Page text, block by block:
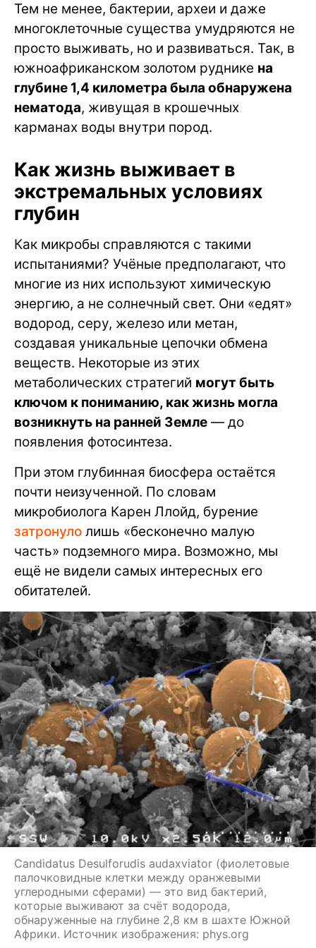
Тем не менее, бактерии, археи и даже
многоклеточные существа умудряются не
просто выживать, но и развиваться. Так, в
южноафриканском золотом руднике на
глубине 1,4 километра была обнаружена
нематода, живущая в крошечных
карманах воды внутри пород.
Как жизнь выживает в
экстремальных условиях
глубин
Как микробы справляются с такими
испытаниями? Учёные предполагают, что
многие из них используют химическую
энергию, а не солнечный свет. Они «едят»
водород, серу, железо или метан,
создавая уникальные цепочки обмена
веществ. Некоторые из этих
метаболических стратегий могут быть
ключом к пониманию, как жизнь могла
возникнуть на ранней Земле — до
появления фотосинтеза.
При этом глубинная биосфера остаётся
почти неизученной. По словам
микробиолога Карен Ллойд, бурение
затронуло лишь «бесконечно малую
часть» подземного мира. Возможно, мы
ещё не видели самых интересных его
обитателей.
Candidatus Desulforudis audaxviator (фиолетовые
палочковидные клетки между оранжевыми
углеродными сферами) — это вид бактерий,
которые выживают за счёт водорода,
обнаруженные на глубине 2,8 км в шахте Южной
Африки. Источник изображения: phys.org